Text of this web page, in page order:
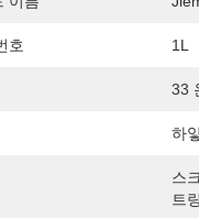
호 1L
33
하
스
트